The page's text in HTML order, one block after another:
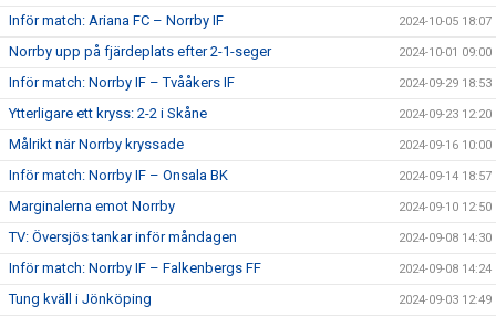
Inför match: Ariana FC – Norrby IF 2024-10-05 18:07
Norrby upp på fjärdeplats efter 2-1-seger 2024-10-01 09:00
Inför match: Norrby IF – Tvååkers IF 2024-09-29 18:53
Ytterligare ett kryss: 2-2 i Skåne 2024-09-23 12:20
Målrikt när Norrby kryssade 2024-09-16 10:00
Inför match: Norrby IF – Onsala BK 2024-09-14 18:57
Marginalerna emot Norrby 2024-09-10 12:50
TV: Översjös tankar inför måndagen 2024-09-08 14:30
Inför match: Norrby IF – Falkenbergs FF 2024-09-08 14:24
Tung kväll i Jönköping 2024-09-03 12:49